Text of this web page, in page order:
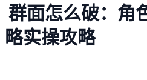
群面怎么破：角
略实操攻略